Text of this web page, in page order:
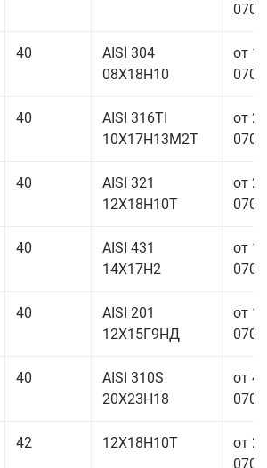
40
AISI 304
08Х18Н10
от
40
AISI 316TI
10Х17Н13М2Т
от
40
AISI 321
12Х18Н10Т
от
40
AISI 431
14Х17Н2
от
40
AISI 201
12Х15Г9НД
от
40
AISI 310S
20Х23Н18
от
42 12Х18Н10Т
от